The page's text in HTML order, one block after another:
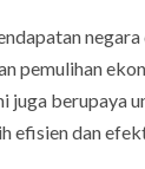
pemulihan
juga berupaya
efisien dan